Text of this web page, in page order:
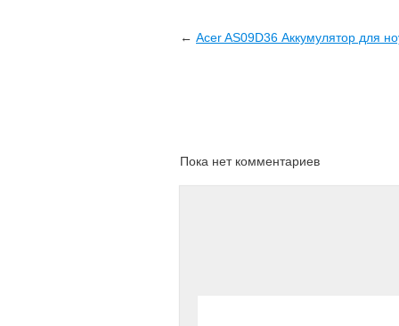
← Acer AS09D36 Аккумулятор для
Пока нет комментариев